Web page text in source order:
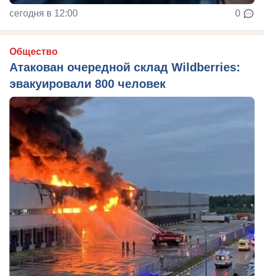
сегодня в 12:00 0
Общество
Атакован очередной склад Wildberries:
эвакуировали 800 человек